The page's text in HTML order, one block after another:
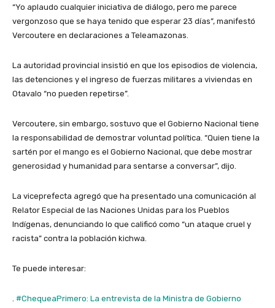
“Yo aplaudo cualquier iniciativa de diálogo, pero me parece
vergonzoso que se haya tenido que esperar 23 días”, manifestó
Vercoutere en declaraciones a Teleamazonas.
La autoridad provincial insistió en que los episodios de violencia,
las detenciones y el ingreso de fuerzas militares a viviendas en
Otavalo “no pueden repetirse”.
Vercoutere, sin embargo, sostuvo que el Gobierno Nacional tiene
la responsabilidad de demostrar voluntad política. “Quien tiene la
sartén por el mango es el Gobierno Nacional, que debe mostrar
generosidad y humanidad para sentarse a conversar”, dijo.
La viceprefecta agregó que ha presentado una comunicación al
Relator Especial de las Naciones Unidas para los Pueblos
Indígenas, denunciando lo que calificó como “un ataque cruel y
racista” contra la población kichwa.
Te puede interesar:
#ChequeaPrimero: La entrevista de la Ministra de Gobierno